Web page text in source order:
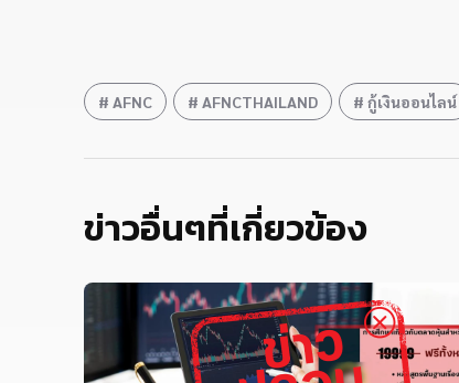
AFNC AFNCTHAILAND กู้เงินออนไลน์
ข่าวอื่นๆที่เกี่ยวข้อง